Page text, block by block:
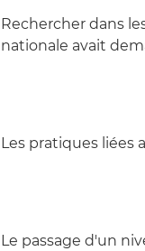
Rechercher dans
nationale avait
Les pratiques liées
Le passage d'un